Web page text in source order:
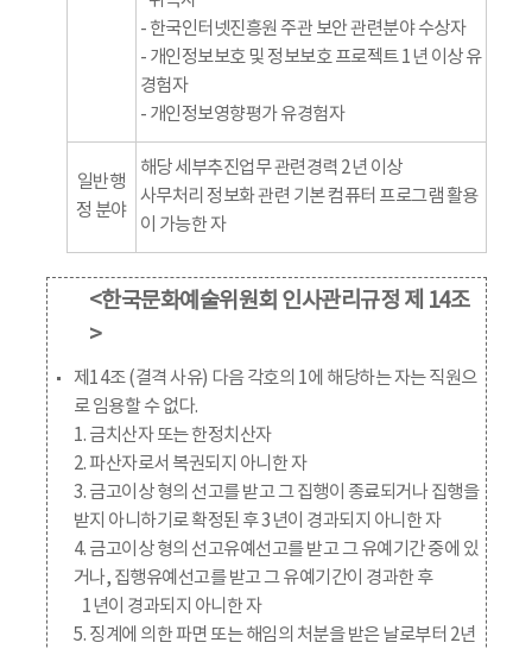
- 한국인터넷진흥원 주관 보안 관련분야 수상자
- 개인정보보호 및 정보보호 프로젝트 1년 이상 유
경험자
- 개인정보영향평가 유경험자
일반행
정 분야
해당 세부추진업무 관련경력 2년 이상
사무처리 정보화 관련 기본 컴퓨터 프로그램 활용
이 가능한 자
<한국문화예술위원회 인사관리규정 제 14조
>
제14조 (결격 사유) 다음 각호의 1에 해당하는 자는 직원으
로 임용할 수 없다.
1. 금치산자 또는 한정치산자
2. 파산자로서 복권되지 아니한 자
3. 금고이상 형의 선고를 받고 그 집행이 종료되거나 집행을
받지 아니하기로 확정된 후 3년이 경과되지 아니한 자
4. 금고이상 형의 선고유예선고를 받고 그 유예기간 중에 있
거나, 집행유예선고를 받고 그 유예기간이 경과한 후
1년이 경과되지 아니한 자
5. 징계에 의한 파면 또는 해임의 처분을 받은 날로부터 2년